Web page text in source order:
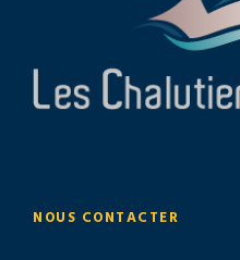
NOUS CONTACTER